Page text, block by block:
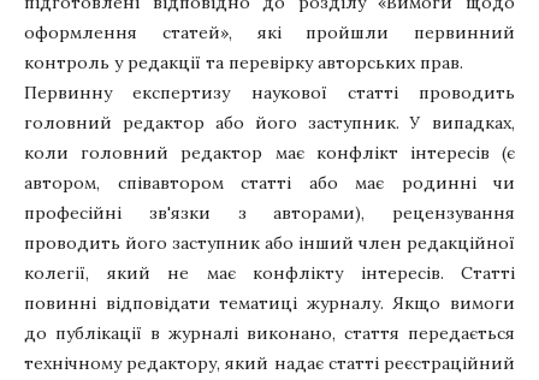
оформлення статей», які пройшли первинний
контроль у редакції та перевірку авторських прав.
Первинну експертизу наукової статті проводить
головний редактор або його заступник. У випадках,
коли головний редактор має конфлікт інтересів (є
автором, співавтором статті або має родинні чи
професійні зв'язки з авторами), рецензування
проводить його заступник або інший член редакційної
колегії, який не має конфлікту інтересів. Статті
повинні відповідати тематиці журналу. Якщо вимоги
до публікації в журналі виконано, стаття передається
технічному редактору, який надає статті реєстраційний